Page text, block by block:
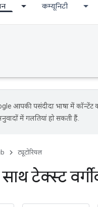
कम्यूनिटी
आपकी पसंदीदा भाषा में
में गलतियां हो सकती हैं.
ट्यूटोरियल
साथ टेक्स्ट